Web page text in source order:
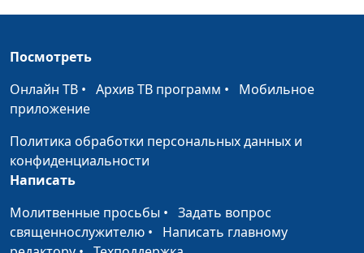
Неуправляемые
-психолог), Светлана
Соколова, Ольга
Как быть в форме
Анна Ронжина, Анна
Мартынова, Екатерина
Посмотреть
Онлайн ТВ • Архив ТВ программ • Мобильное
приложение
Политика обработки персональных данных и
конфиденциальности
Написать
Молитвенные просьбы • Задать вопрос
священнослужителю • Написать главному